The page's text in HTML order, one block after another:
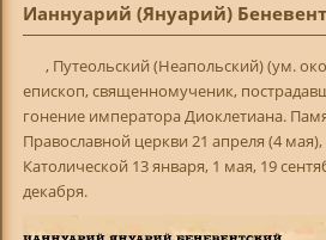
Ианнуарий (Януарий)
, Путеольский (Неапольский) (ум.
епископ, священномученик,
гонение императора Диоклетиана.
Православной церкви 21 апреля (4 мая),
Католической 13 января, 1 мая, 19
декабря.